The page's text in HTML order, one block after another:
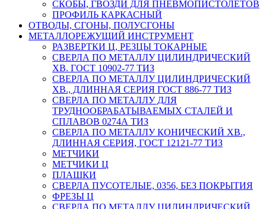
СКОБЫ, ГВОЗДИ ДЛЯ ПНЕВМОПИСТОЛЕТОВ
ПРОФИЛЬ КАРКАСНЫЙ
ОТВОДЫ, СГОНЫ, ПОЛУСГОНЫ
МЕТАЛЛОРЕЖУЩИЙ ИНСТРУМЕНТ
РАЗВЕРТКИ Ц, РЕЗЦЫ ТОКАРНЫЕ
СВЕРЛА ПО МЕТАЛЛУ ЦИЛИНДРИЧЕСКИЙ
ХВ. ГОСТ 10902-77 ТИЗ
СВЕРЛА ПО МЕТАЛЛУ ЦИЛИНДРИЧЕСКИЙ
ХВ., ДЛИННАЯ СЕРИЯ ГОСТ 886-77 ТИЗ
СВЕРЛА ПО МЕТАЛЛУ ДЛЯ
ТРУДНООБРАБАТЫВАЕМЫХ СТАЛЕЙ И
СПЛАВОВ 0274А ТИЗ
СВЕРЛА ПО МЕТАЛЛУ КОНИЧЕСКИЙ ХВ.,
ДЛИННАЯ СЕРИЯ, ГОСТ 12121-77 ТИЗ
МЕТЧИКИ
МЕТЧИКИ Ц
ПЛАШКИ
СВЕРЛА ПУСОТЕЛЫЕ, 0356, БЕЗ ПОКРЫТИЯ
ФРЕЗЫ Ц
СВЕРЛА ПО МЕТАЛЛУ ЦИЛИНДРИЧЕСКИЙ